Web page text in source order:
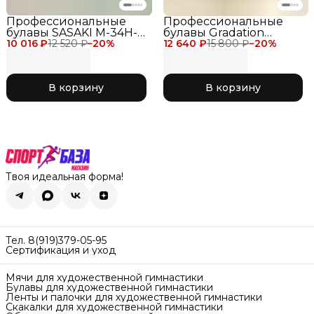
10 016 ₽12 520 ₽−20%
Профессиональные
булавы SASAKI M-34H-F
для соревнований 40,5
В корзину
12 640 ₽15 800 ₽−20%
Профессиональные
булавы Gradation
Rubber SASAKI 40.5 см
BxGD Black x Gold
В корзину
Твоя идеальная форма!
Тел. 8(919)379-05-95
Сертификация и уход
Мячи для художественной гимнастики
Булавы для художественной гимнастики
Ленты и палочки для художественной гимнастики
Скакалки для художественной гимнастики